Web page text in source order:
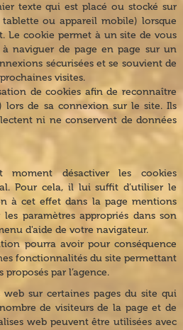
texte qui est placé ou stocké sur
ou appareil mobile) lorsque
Le cookie permet à un site de vous
naviguer de page en page sur un
sécurisées et se souvient de
visites.
de cookies afin de reconnaître
lors de sa connexion sur le site. Ils
ni ne conservent de données
moment désactiver les cookies
Pour cela, il lui suffit d’utiliser le
à cet effet dans la page mentions
paramètres appropriés dans son
d'aide de votre navigateur.
pourra avoir pour conséquence
fonctionnalités du site permettant
par l’agence.
web sur certaines pages du site qui
de visiteurs de la page et de
web peuvent être utilisées avec